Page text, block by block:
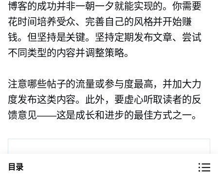
博客的成功并非一朝一夕就能实现的。你需要
花时间培养受众、完善自己的风格并开始赚
钱。但坚持是关键。坚持定期发布文章、尝试
不同类型的内容并调整策略。
注意哪些帖子的流量或参与度最高，并加大力
度发布这类内容。此外，要虚心听取读者的反
馈意见——这是成长和进步的最佳方式之一。
目录